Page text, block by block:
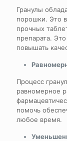
Гранулы
порошки. Это
прочных
препарата.
повышать
Процесс
равномерное
помочь
любое время.